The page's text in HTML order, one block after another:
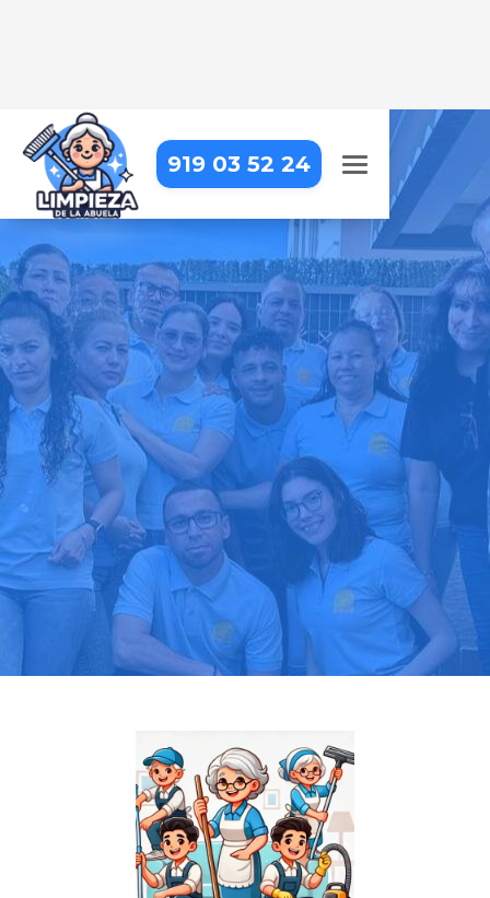
919 03 52 24
LIMPIEZA A DOMICILIO EN
GUADALIX DE LA SIERRA
Tu hogar siempre estará impecable
con nosotros – profesionales de
confianza que cuidan cada detalle
Pide tu presupuesto gratis
Llama hoy: 919 03 52 24
Más de 1000 clientes confían en nosotros
⭐⭐⭐⭐⭐